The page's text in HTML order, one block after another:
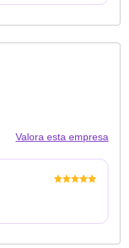
Valora esta empresa